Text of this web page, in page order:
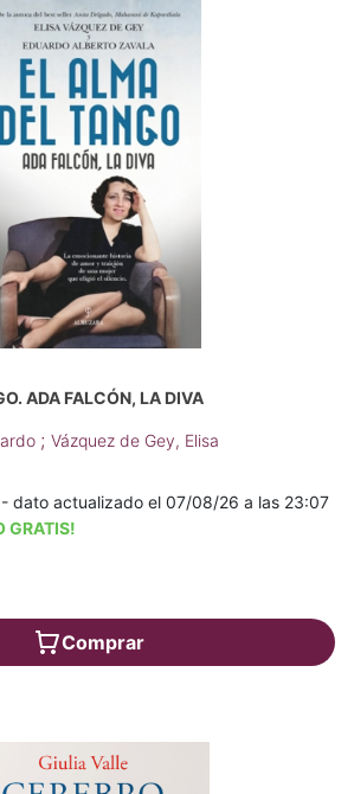
ADA FALCÓN, LA DIVA
; Vázquez de Gey, Elisa
- dato actualizado el 07/08/26 a las 23:07
GRATIS!
Comprar